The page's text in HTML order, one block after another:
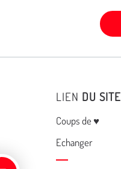
LIEN DU SITE
Menu
Coups de ♥
Echanger